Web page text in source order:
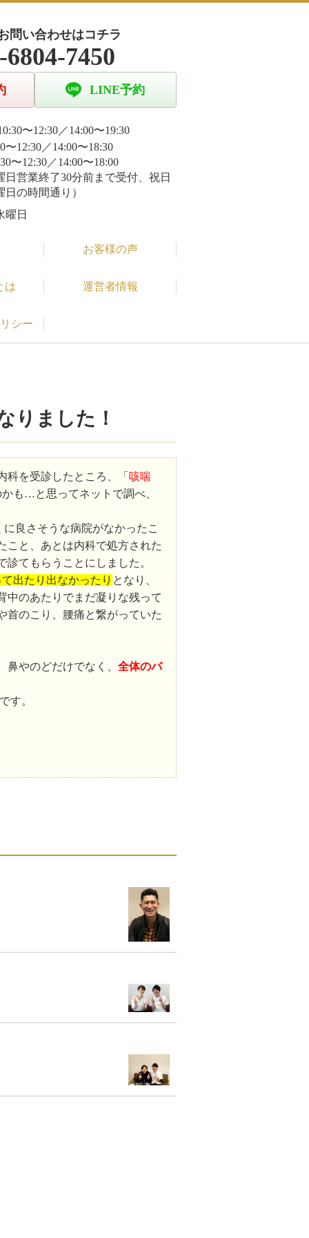
問い合わせはコチラ
6804-7450
LINE予約
〜12:30／14:00〜19:30
〜12:30／14:00〜18:30
〜12:30／14:00〜18:00
日営業終了30分前まで受付、祝日
日の時間通り）
曜日
お客様の声
は 運営者情報
シー
りました！
科を受診したところ、「 咳喘
も…と思ってネットで調べ、
良さそうな病院がなかったこ
こと、あとは内科で処方された
てもらうことにしました。
出たり出なかったり となり、
中のあたりでまだ凝りな残って
首のこり、腰痛と繋がっていた
やのどだけでなく、 全体のバ
す。